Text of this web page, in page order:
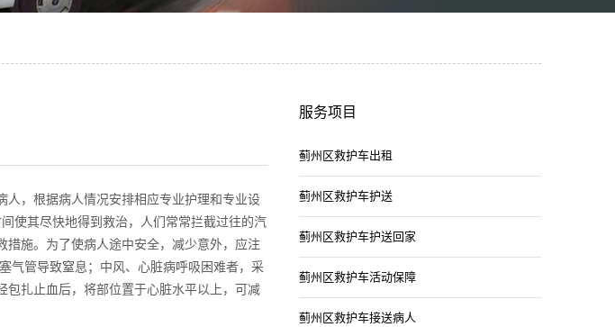
人，根据病人情况安排相应专业护理和专业设
使其尽快地得到救治，人们常常拦截过往的汽
施。为了使病人途中安全，减少意外，应注
气管导致窒息；中风、心脏病呼吸困难者，采
包扎止血后，将部位置于心脏水平以上，可减
服务项目
蓟州区救护车出租
蓟州区救护车护送
蓟州区救护车护送回家
蓟州区救护车活动保障
蓟州区救护车接送病人